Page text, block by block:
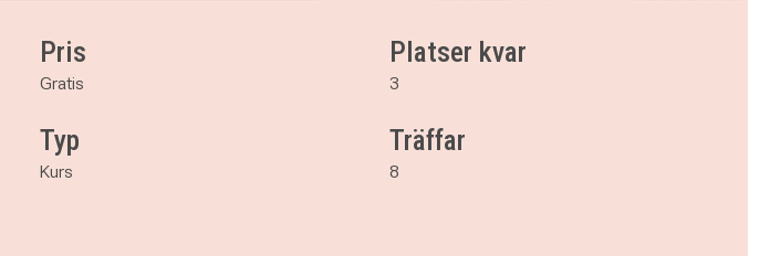
Pris
Gratis
Platser kvar
3
Typ
Kurs
Träffar
8